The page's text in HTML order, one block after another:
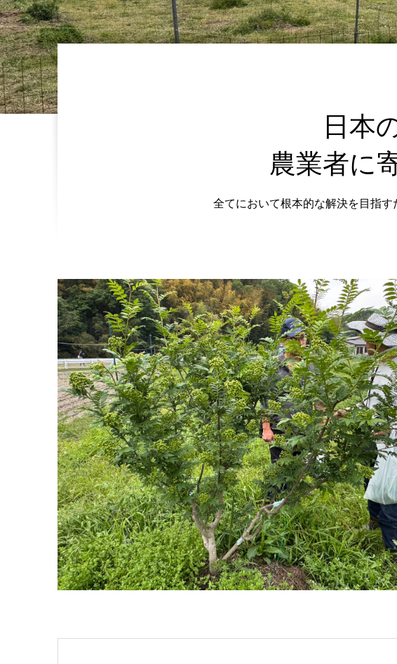
日本
農業者に
全てにおいて根本的な解決を目指す